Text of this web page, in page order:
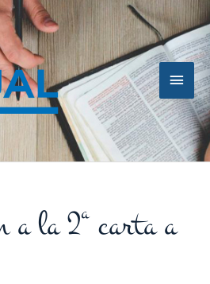
a la 2ª carta a